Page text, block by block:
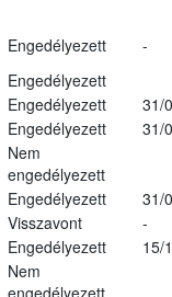
Engedélyezett
-
Engedélyezett
Engedélyezett
31/
Engedélyezett
31/
Nem
engedélyezett
Engedélyezett
31/
Visszavont
-
Engedélyezett
15/
Nem